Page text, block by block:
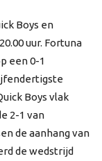
Boys en
uur. Fortuna
een 0-1
Boys vlak
2-1 van
de aanhang van
de wedstrijd